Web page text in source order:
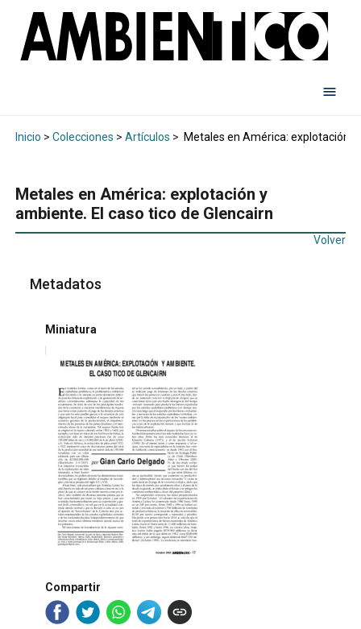
Inicio > Colecciones > Artículos > Metales en América: explotación
Metales en América: explotación y
ambiente. El caso tico de Glencairn
Volver
Metadatos
Miniatura
Compartir